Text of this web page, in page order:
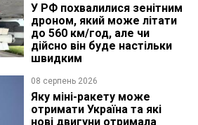
У РФ похвалилися зенітним
дроном, який може літати
до 560 км/год, але чи
дійсно він буде настільки
швидким
08 серпень 2026
Яку міні-ракету може
отримати Україна та які
нові двигуни отримала